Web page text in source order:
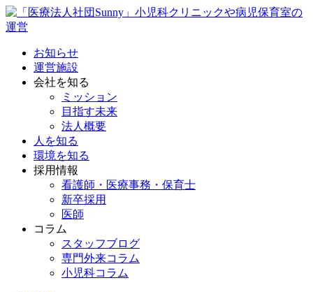
お知らせ
運営施設
会社を知る
ミッション
目指す未来
法人概要
人を知る
環境を知る
採用情報
看護師・医療事務・保育士
新卒採用
医師
コラム
スタッフブログ
専門外来コラム
小児科コラム